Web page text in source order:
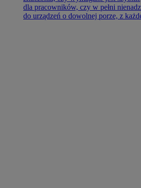
dla pracowników, czy w pełni
do urządzeń o dowolnej porze, z